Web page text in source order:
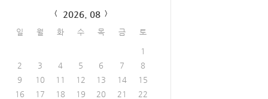
2026. 08
일 월 화 수 목 금 토
1
2
3 4 5 6 7
8
9
10 11 12 13 14
15
16
17 18 19 20 21
22